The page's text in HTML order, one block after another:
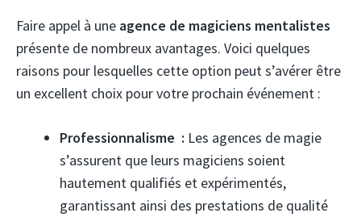
Faire appel à une agence de magiciens mentalistes
présente de nombreux avantages. Voici quelques
raisons pour lesquelles cette option peut s’avérer être
un excellent choix pour votre prochain événement :
Professionnalisme : Les agences de magie
s’assurent que leurs magiciens soient
hautement qualifiés et expérimentés,
garantissant ainsi des prestations de qualité